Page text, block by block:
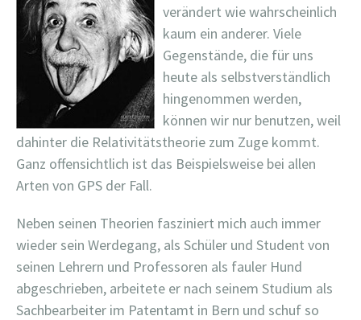
verändert wie wahrscheinlich
kaum ein anderer. Viele
Gegenstände, die für uns
heute als selbstverständlich
hingenommen werden,
können wir nur benutzen, weil
dahinter die Relativitätstheorie zum Zuge kommt.
Ganz offensichtlich ist das Beispielsweise bei allen
Arten von GPS der Fall.
Neben seinen Theorien fasziniert mich auch immer
wieder sein Werdegang, als Schüler und Student von
seinen Lehrern und Professoren als fauler Hund
abgeschrieben, arbeitete er nach seinem Studium als
Sachbearbeiter im Patentamt in Bern und schuf so